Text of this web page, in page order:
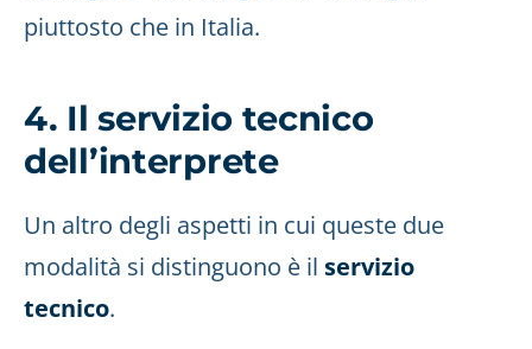
piuttosto che in Italia.
4. Il servizio tecnico
dell’interprete
Un altro degli aspetti in cui queste due
modalità si distinguono è il servizio
tecnico.